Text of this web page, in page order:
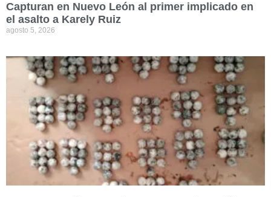
Capturan en Nuevo León al primer implicado en
el asalto a Karely Ruiz
agosto 5, 2026